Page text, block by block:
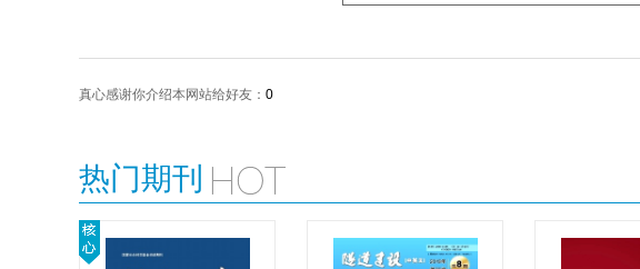
真心感谢你介绍本网站给好友： 0
热门期刊